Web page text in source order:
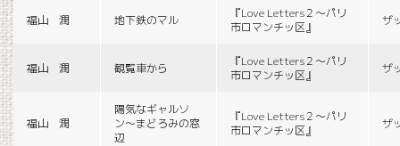
福山 潤 地下鉄のマル
『Love Letters２〜パリ
市ロマンチッ区』
ザ
福山 潤 観覧車から
『Love Letters２〜パリ
市ロマンチッ区』
ザ
福山 潤
陽気なギャルソ
ン〜まどろみの窓
辺
『Love Letters２〜パリ
市ロマンチッ区』
ザ